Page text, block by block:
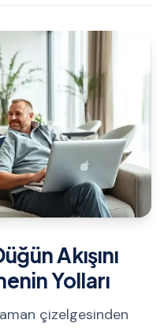
Akışını
Yolları
çizelgesinden